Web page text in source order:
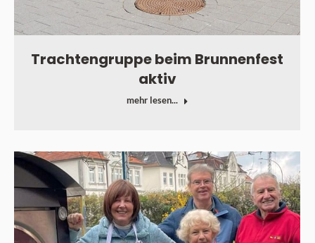
Trachtengruppe beim Brunnenfest
aktiv
mehr lesen...